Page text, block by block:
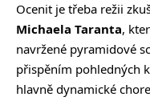
Ocenit je třeba režii
Michaela Taranta,
navržené pyramidové
přispěním pohledných
hlavně dynamické